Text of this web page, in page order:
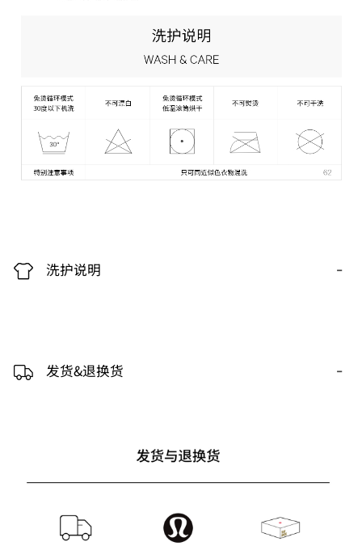
洗护说明 -
发货&退换货 -